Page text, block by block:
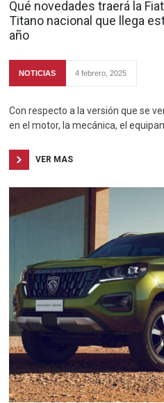
Qué novedades traerá la Fiat
Titano nacional que llega
año
NOTICIAS 4 febrero, 2025
Con respecto a la versión que se
en el motor, la mecánica, el
VER MAS